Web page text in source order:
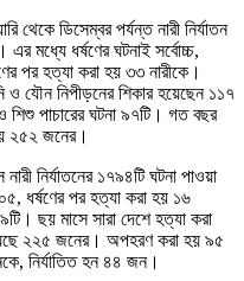
থেকে ডিসেম্বর পর্যন্ত নারী নির্যাতন
মধ্যে ধর্ষণের ঘটনাই সর্বোচ্চ,
পর হত্যা করা হয় ৩৩ নারীকে।
ও যৌন নিপীড়নের শিকার হয়েছেন ১১৭
পাচারের ঘটনা ৯৭টি। গত বছর
২৫২ জনের।
নির্যাতনের ১৭৯৪টি ঘটনা পাওয়া
ধর্ষণের পর হত্যা করা হয় ১৬
ছয় মাসে সারা দেশে হত্যা করা
২২৫ জনের। অপহরণ করা হয় ৯৫
নির্যাতিত হন ৪৪ জন।